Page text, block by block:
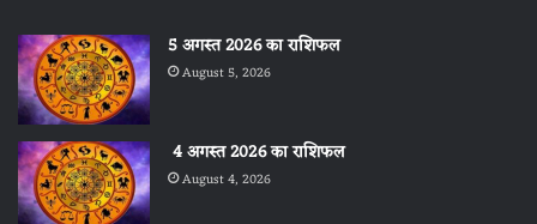
5 अगस्त 2026 का राशिफल
August 5, 2026
4 अगस्त 2026 का राशिफल
August 4, 2026